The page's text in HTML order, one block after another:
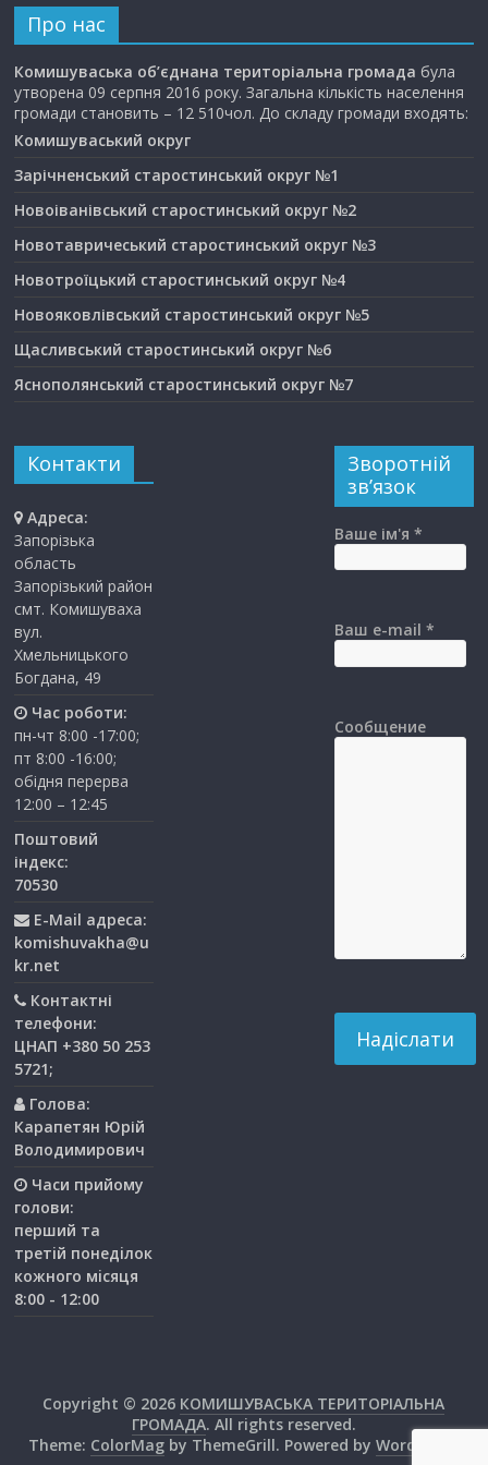
Про нас
Комишуваська об’єднана територіальна громада була
утворена 09 серпня 2016 року. Загальна кількість населення
громади становить – 12 510чол. До складу громади входять:
Комишуваський округ
Зарічненський старостинський округ №1
Новоіванівський старостинський округ №2
Новотавричеський старостинський округ №3
Новотроїцький старостинський округ №4
Новояковлівський старостинський округ №5
Щасливський старостинський округ №6
Яснополянський старостинський округ №7
Контакти
Адреса:
Запорізька
область
Запорізький район
смт. Комишуваха
вул.
Хмельницького
Богдана, 49
Час роботи:
пн-чт 8:00 -17:00;
пт 8:00 -16:00;
обідня перерва
12:00 – 12:45
Поштовий
індекс:
70530
E-Mail адреса:
komishuvakha@u
kr.net
Контактні
телефони:
ЦНАП +380 50 253
5721;
Голова:
Карапетян Юрій
Володимирович
Часи прийому
голови:
перший та
третiй понедiлок
кожного мiсяця
8:00 - 12:00
Зворотній
зв’язок
Ваше ім'я *
Ваш e-mail *
Сообщение
Copyright © 2026 КОМИШУВАСЬКА ТЕРИТОРІАЛЬНА
ГРОМАДА. All rights reserved.
Theme: ColorMagby ThemeGrill. Powered by WordPress